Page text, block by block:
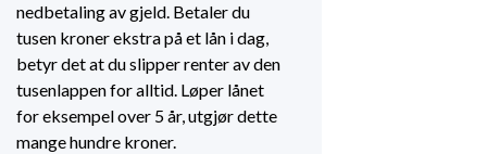
nedbetaling av gjeld. Betaler du
tusen kroner ekstra på et lån i dag,
betyr det at du slipper renter av den
tusenlappen for alltid. Løper lånet
for eksempel over 5 år, utgjør dette
mange hundre kroner.